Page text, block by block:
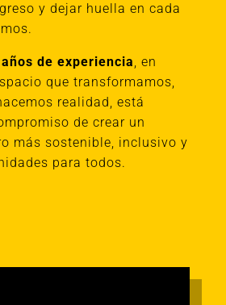
y dejar huella en cada
de experiencia, en
que transformamos,
realidad, está
de crear un
más sostenible, inclusivo y
para todos.